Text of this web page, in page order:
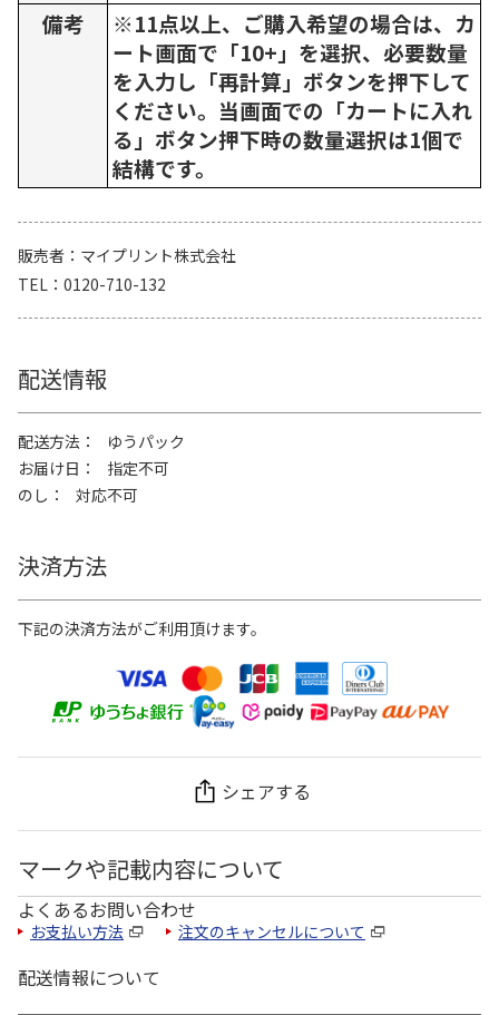
備考
※11点以上、ご購入希望の場合は、カ
ート画面で「10+」を選択、必要数量
を入力し「再計算」ボタンを押下して
ください。当画面での「カートに入れ
る」ボタン押下時の数量選択は1個で
結構です。
販売者
マイプリント株式会社
TEL
0120-710-132
配送情報
配送方法
ゆうパック
お届け日
指定不可
のし
対応不可
決済方法
下記の決済方法がご利用頂けます。
シェアする
マークや記載内容について
よくあるお問い合わせ
お支払い方法 注文のキャンセルについて
配送情報について